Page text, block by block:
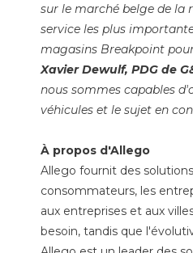
sur le marché belge de la
service les plus
magasins Breakpoint
Xavier Dewulf, PDG de
nous sommes capables
véhicules et le sujet en
À propos d'Allego
Allego fournit des
consommateurs, les
aux entreprises et aux
besoin, tandis que